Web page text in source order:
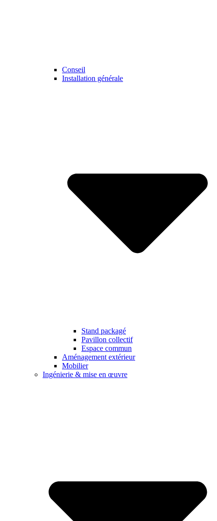
Conseil
Installation générale
Stand packagé
Pavillon collectif
Espace commun
Aménagement extérieur
Mobilier
Ingénierie & mise en œuvre